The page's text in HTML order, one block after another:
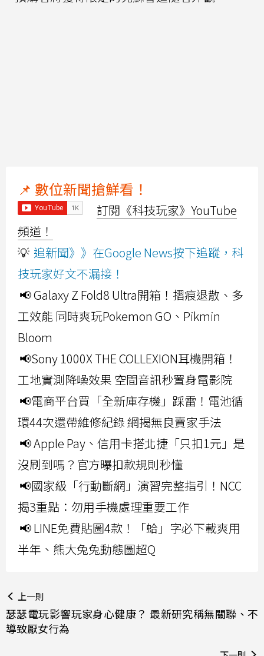
📌 數位新聞搶鮮看！
訂閱《科技玩家》YouTube
頻道！
💡 追新聞》》在Google News按下追蹤，科
技玩家好文不漏接！
📢 Galaxy Z Fold8 Ultra開箱！摺痕退散、多
工效能 同時爽玩Pokemon GO、Pikmin
Bloom
📢Sony 1000X THE COLLEXION耳機開箱！
工地實測降噪效果 空間音訊秒置身電影院
📢電商平台買「全新庫存機」踩雷！電池循
環44次還帶維修紀錄 網揭無良賣家手法
📢 Apple Pay、信用卡搭北捷「只扣1元」是
沒刷到嗎？官方曝扣款規則秒懂
📢國家級「行動斷網」演習完整指引！NCC
揭3重點：勿用手機處理重要工作
📢 LINE免費貼圖4款！「蛤」字必下載爽用
半年、熊大兔兔動態圖超Q
上一則
瑟瑟電玩影響玩家身心健康？ 最新研究稱無關聯、不
導致厭女行為